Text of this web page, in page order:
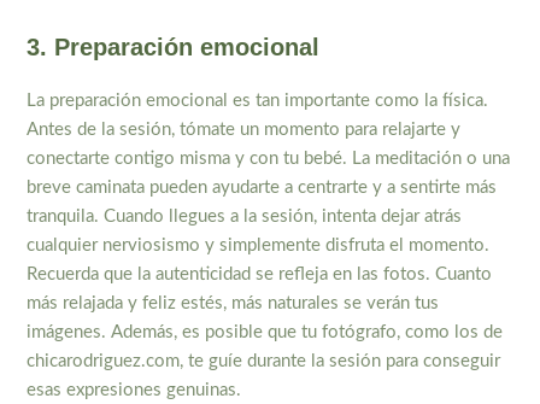
3. Preparación emocional
La preparación emocional es tan importante como la física.
Antes de la sesión, tómate un momento para relajarte y
conectarte contigo misma y con tu bebé. La meditación o una
breve caminata pueden ayudarte a centrarte y a sentirte más
tranquila. Cuando llegues a la sesión, intenta dejar atrás
cualquier nerviosismo y simplemente disfruta el momento.
Recuerda que la autenticidad se refleja en las fotos. Cuanto
más relajada y feliz estés, más naturales se verán tus
imágenes. Además, es posible que tu fotógrafo, como los de
chicarodriguez.com, te guíe durante la sesión para conseguir
esas expresiones genuinas.